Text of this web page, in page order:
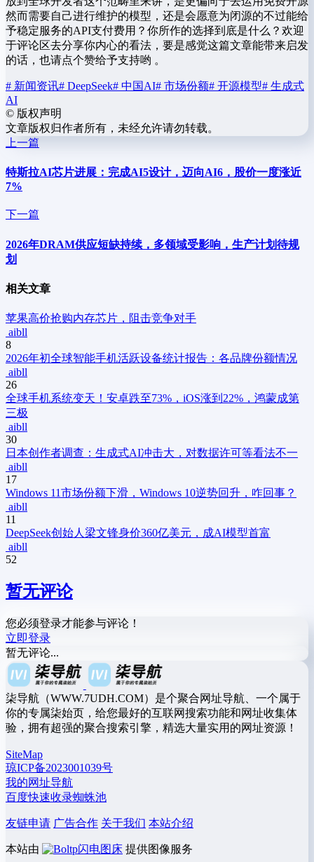
然而需要自己进行维护的模型，还是会愿意为闭源的不过能给
予稳定服务的API支付费用？你所作的选择到底是什么？欢迎
于评论区去分享你内心的看法，要是感觉这篇文章能带来启发
的话，也请点个赞给予支持哟 。
# 新闻资讯# DeepSeek# 中国AI# 市场份额# 开源模型# 生成式
AI
© 版权声明
文章版权归作者所有，未经允许请勿转载。
上一篇
特斯拉AI芯片进展：完成AI5设计，迈向AI6，股价一度涨近
7%
下一篇
2026年DRAM供应短缺持续，多领域受影响，生产计划待规
划
相关文章
苹果高价抢购内存芯片，阻击竞争对手
aibll
8
2026年初全球智能手机活跃设备统计报告：各品牌份额情况
aibll
26
全球手机系统变天！安卓跌至73%，iOS涨到22%，鸿蒙成第
三极
aibll
30
日本创作者调查：生成式AI冲击大，对数据许可等看法不一
aibll
17
Windows 11市场份额下滑，Windows 10逆势回升，咋回事？
aibll
11
DeepSeek创始人梁文锋身价360亿美元，成AI模型首富
aibll
52
暂无评论
您必须登录才能参与评论！
立即登录
暂无评论...
柒导航（WWW.7UDH.COM）是个聚合网址导航、一个属于
你的专属柒始页，给您最好的互联网搜索功能和网址收集体
验，拥有超强的聚合搜索引擎，精选大量实用的网址资源！
SiteMap
琼ICP备2023001039号
我的网址导航
百度快速收录蜘蛛池
友链申请 广告合作 关于我们 本站介绍
本站由 闪电图床 提供图像服务